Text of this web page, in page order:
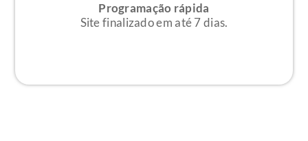
Programação rápida
Site finalizado em até 7 dias.